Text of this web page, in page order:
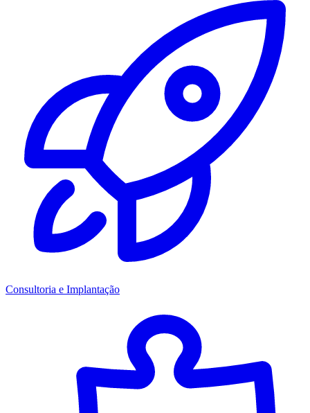
Consultoria e Implantação